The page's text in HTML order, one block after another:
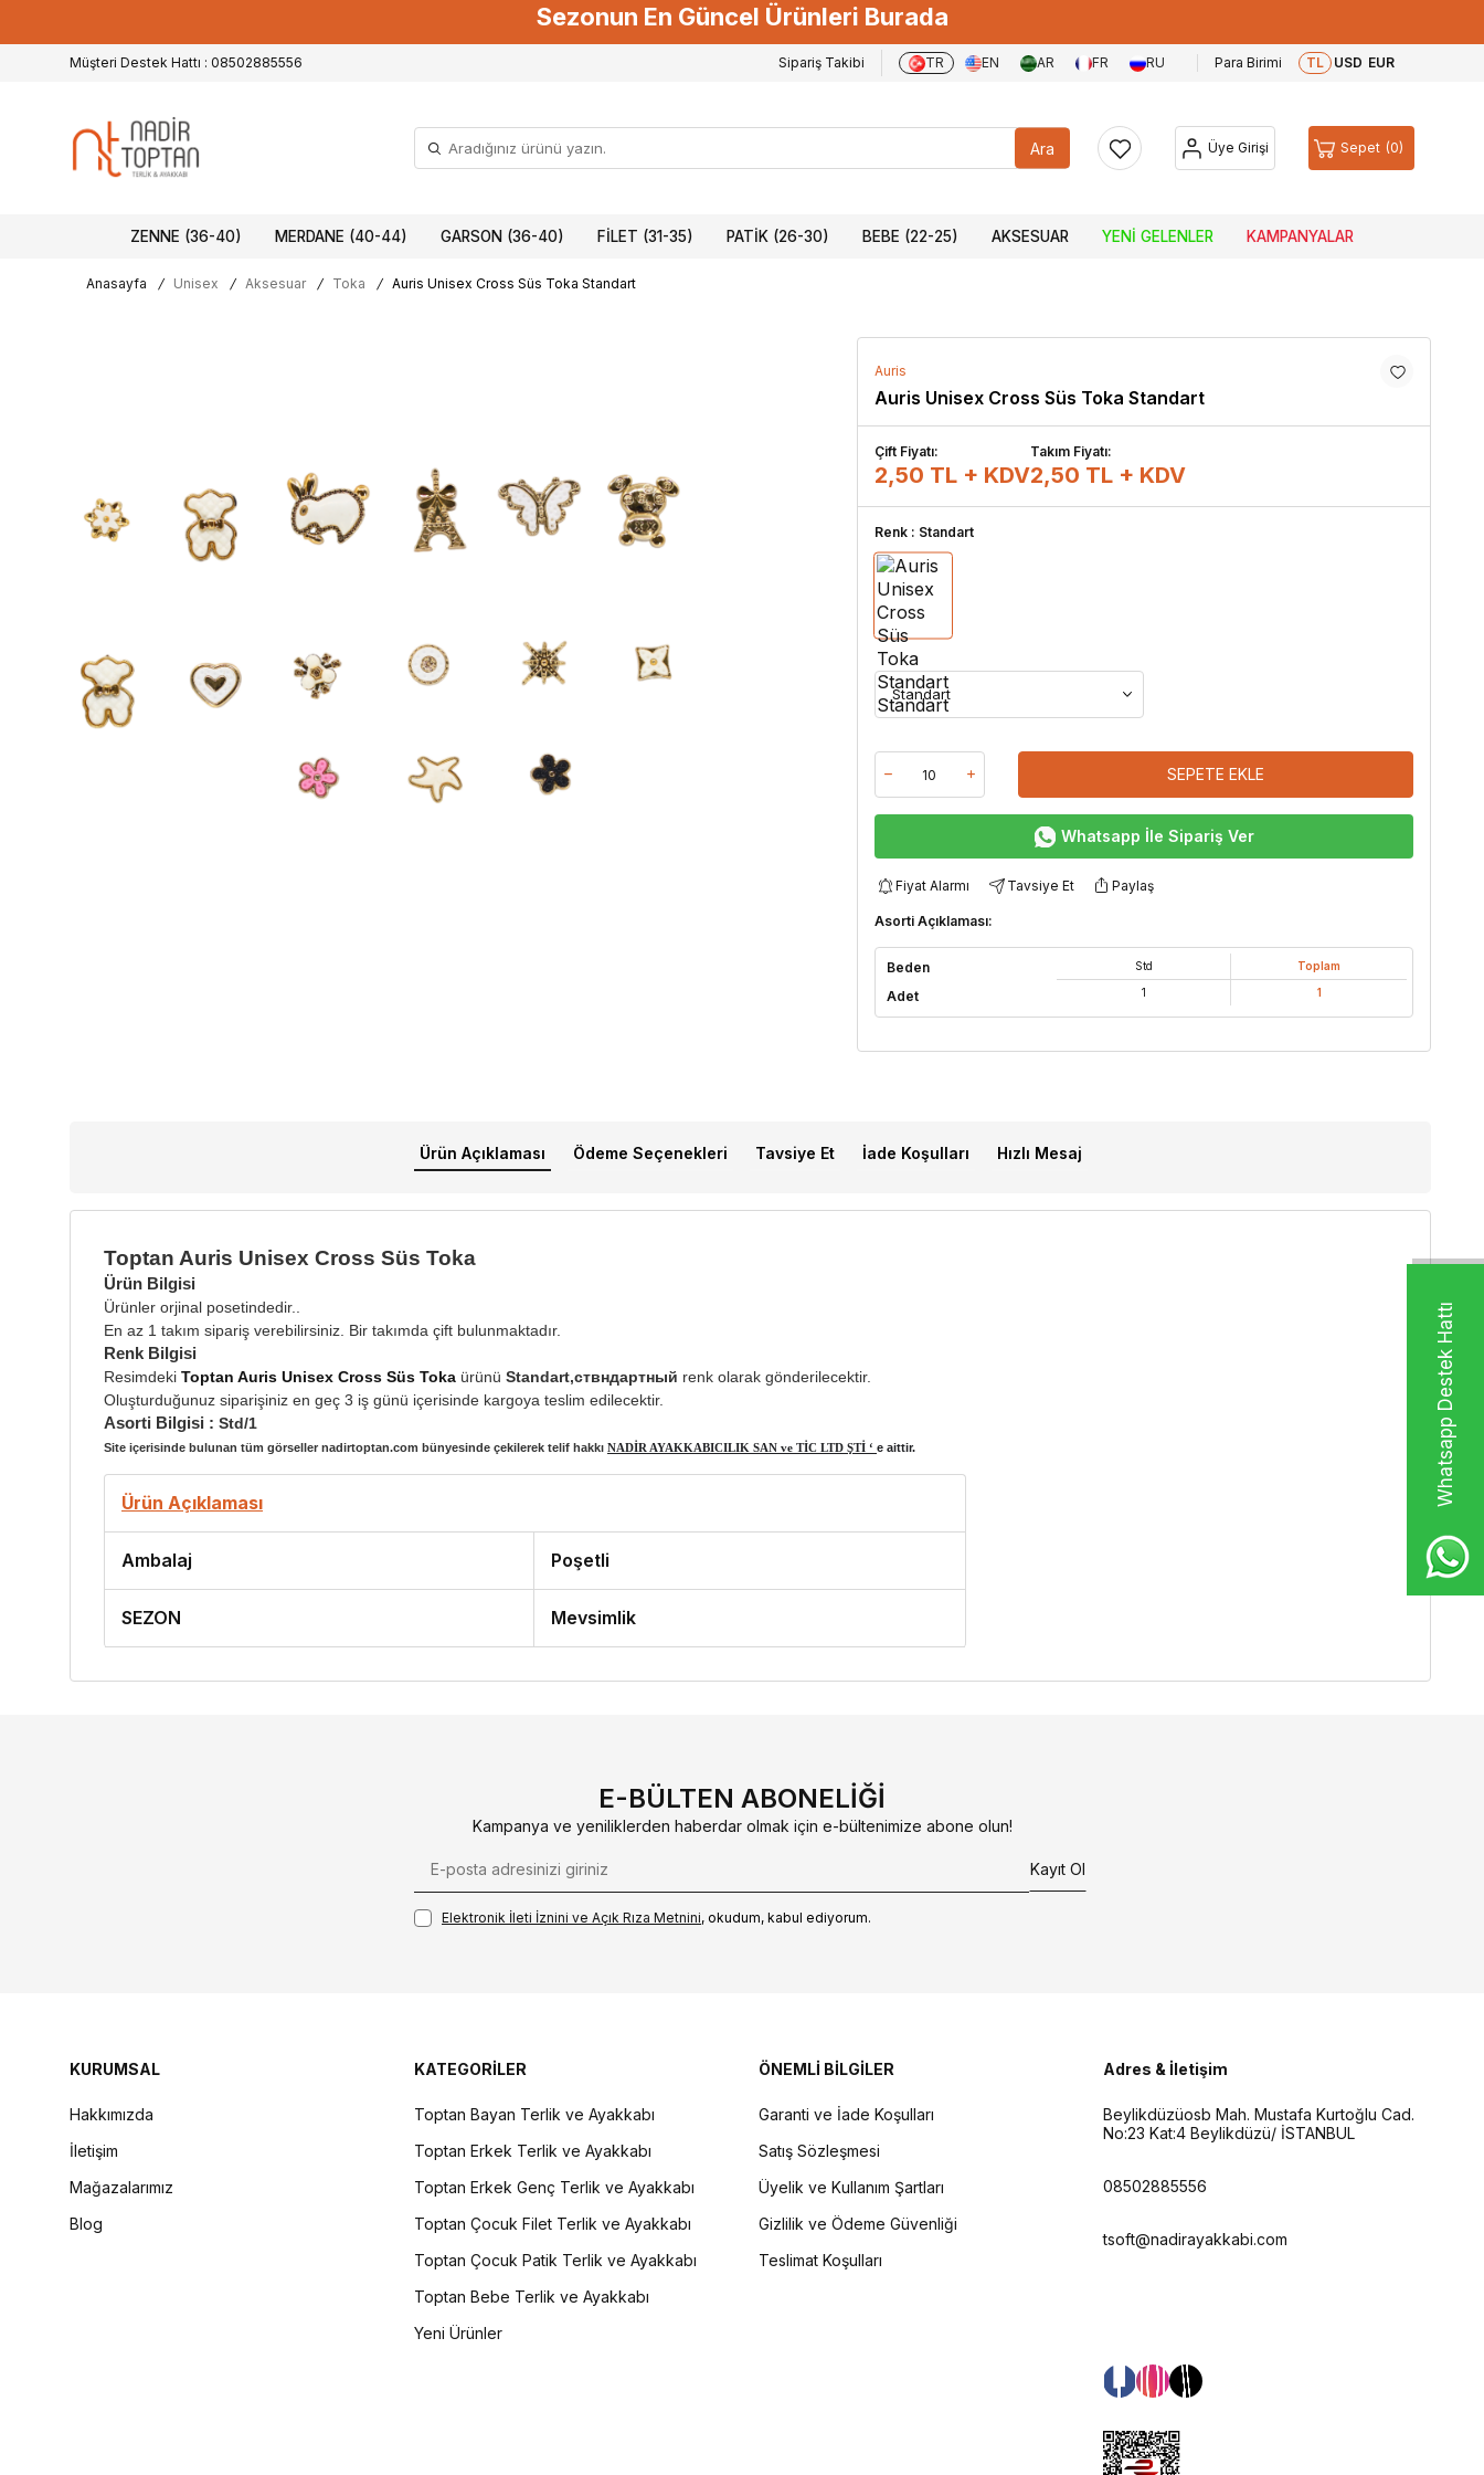
Whatsapp Destek Hattı
Sezonun En Güncel Ürünleri Burada
Müşteri Destek Hattı : 08502885556 Sipariş Takibi TR EN AR FR RU Para Birimi TL USD EUR
Ara Üye Girişi Sepet 0
ZENNE (36-40) MERDANE (40-44) GARSON (36-40) FILET (31-35) PATIK (26-30) BEBE (22-25) AKSESUAR YENI GELENLER KAMPANYALAR
Anasayfa / Unisex / Aksesuar / Toka / Auris Unisex Cross Süs Toka Standart
Auris
Auris Unisex Cross Süs Toka Standart
Çift Fiyatı:
2,50 TL + KDV
Takım Fiyatı:
2,50 TL + KDV
Renk : Standart
SEPETE EKLE
Whatsapp İle Sipariş Ver
Fiyat Alarmı Tavsiye Et Paylaş
Asorti Açıklaması:
Beden
Adet
Std
1
Toplam
1
Ürün Açıklaması Ödeme Seçenekleri Tavsiye Et İade Koşulları Hızlı Mesaj
Toptan Auris Unisex Cross Süs Toka
Ürün Bilgisi
Ürünler orjinal posetindedir..
En az 1 takım sipariş verebilirsiniz. Bir takımda çift bulunmaktadır.
Renk Bilgisi
Resimdeki Toptan Auris Unisex Cross Süs Toka ürünü Standart,ствндартный renk olarak gönderilecektir.
Oluşturduğunuz siparişiniz en geç 3 iş günü içerisinde kargoya teslim edilecektir.
Asorti Bilgisi : Std/1
Site içerisinde bulunan tüm görseller nadirtoptan.com bünyesinde çekilerek telif hakkı NADİR AYAKKABICILIK SAN ve TİC LTD ŞTİ ‘ e aittir.
Ürün Açıklaması
Ambalaj Poşetli
SEZON Mevsimlik
E-BÜLTEN ABONELIĞI
Kampanya ve yeniliklerden haberdar olmak için e-bültenimize abone olun!
Kayıt Ol
Elektronik İleti İzni‌ni ve Açık Rıza Metni‌ni, okudum, kabul ediyorum.
KURUMSAL
Hakkımızda
İletişim
Mağazalarımız
Blog
KATEGORİLER
Toptan Bayan Terlik ve Ayakkabı
Toptan Erkek Terlik ve Ayakkabı
Toptan Erkek Genç Terlik ve Ayakkabı
Toptan Çocuk Filet Terlik ve Ayakkabı
Toptan Çocuk Patik Terlik ve Ayakkabı
Toptan Bebe Terlik ve Ayakkabı
Yeni Ürünler
ÖNEMLİ BİLGİLER
Garanti ve İade Koşulları
Satış Sözleşmesi
Üyelik ve Kullanım Şartları
Gizlilik ve Ödeme Güvenliği
Teslimat Koşulları
Adres & İletişim
Beylikdüzüosb Mah. Mustafa Kurtoğlu Cad.
No:23 Kat:4 Beylikdüzü/ İSTANBUL
08502885556
tsoft@nadirayakkabi.com